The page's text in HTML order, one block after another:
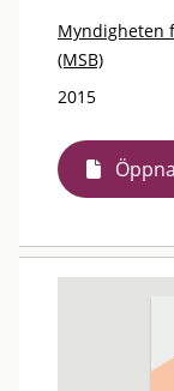
Myndigheten
(MSB)
2015